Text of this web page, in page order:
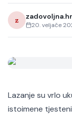
z zadovoljna.hr
20. veljače
Lazanje su vrlo
istoimene